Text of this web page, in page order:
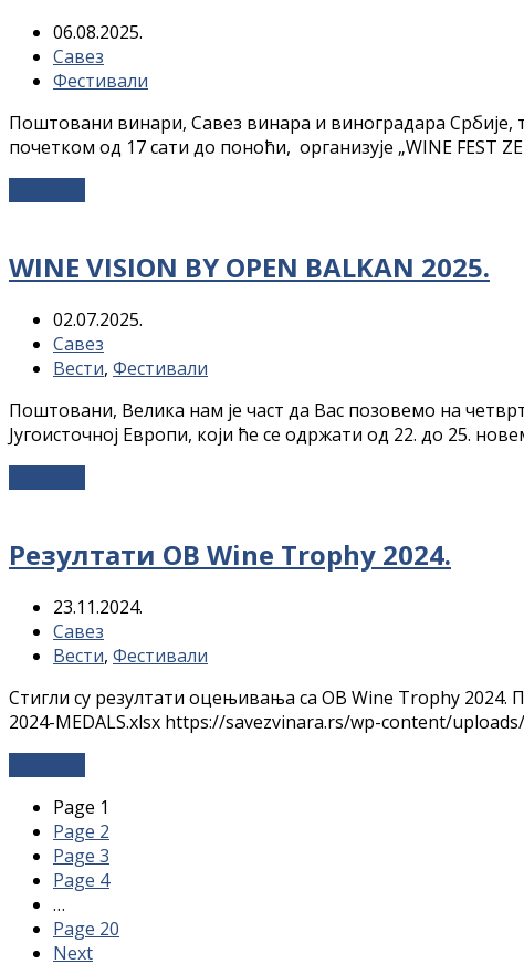
06.08.2025.
Савез
Фестивали
Поштовани винари, Савез винара и виноградара Србије,
почетком од 17 сати до поноћи, организује „WINE FEST
WINE VISION BY OPEN BALKAN 2025.
02.07.2025.
Савез
Вести, Фестивали
Поштовани, Велика нам је част да Вас позовемо на
Југоисточној Европи, који ће се одржати од 22. до 25.
Резултати OB Wine Trophy 2024.
23.11.2024.
Савез
Вести, Фестивали
Стигли су резултати оцењивања са OB Wine Trophy
2024-MEDALS.xlsx https://savezvinara.rs/wp-content/
Page 1
Page 2
Page 3
Page 4
…
Page 20
Next